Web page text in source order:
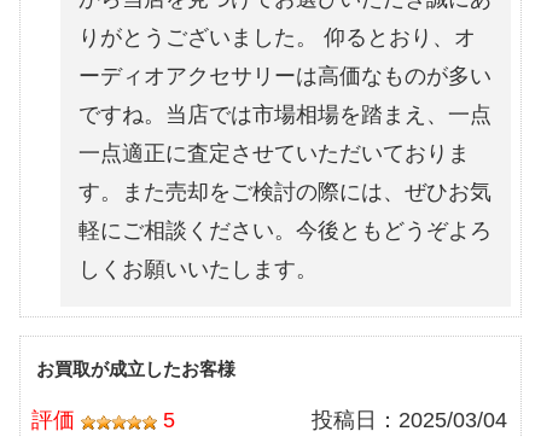
りがとうございました。 仰るとおり、オ
ーディオアクセサリーは高価なものが多い
ですね。当店では市場相場を踏まえ、一点
一点適正に査定させていただいておりま
す。また売却をご検討の際には、ぜひお気
軽にご相談ください。今後ともどうぞよろ
しくお願いいたします。
お買取が成立したお客様
評価 5 投稿日： 2025/03/04